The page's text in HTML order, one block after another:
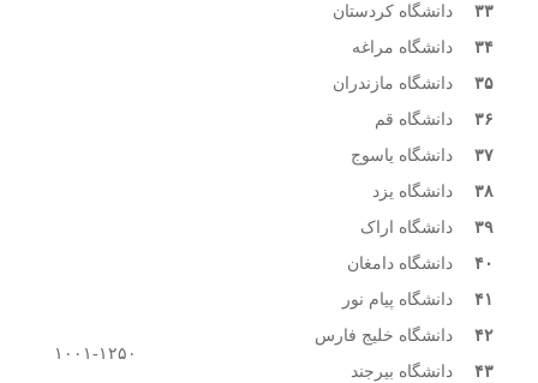
۳۳
دانشگاه کردستان
۳۴
دانشگاه مراغه
۳۵
دانشگاه مازندران
۳۶
دانشگاه قم
۳۷
دانشگاه یاسوج
۳۸
دانشگاه یزد
۳۹
دانشگاه اراک
۱۰۰۱-۱۲۵۰
۴۰
دانشگاه دامغان
۴۱
دانشگاه پیام نور
۴۲
دانشگاه خلیج فارس
۴۳
دانشگاه بیرجند